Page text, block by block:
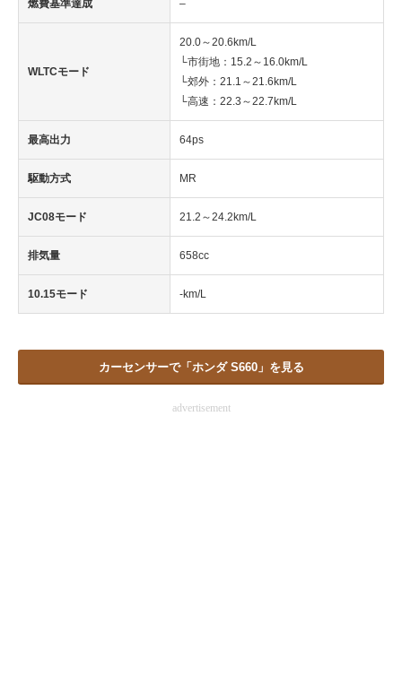
企業向けIT製品の総合サイト
製造業のIT導入・活用を支援
モノづくり技術者専門サイト
エレクトロニクス専門サイト
電子設計の基本と応用
エネルギーの専門メディア
建設×テクノロジーの最前線
ちょっと気になるネットの話題
燃費基準達成 –
WLTCモード
20.0～20.6km/L
└市街地：15.2～16.0km/L
└郊外：21.1～21.6km/L
└高速：22.3～22.7km/L
最高出力 64ps
駆動方式 MR
JC08モード 21.2～24.2km/L
排気量 658cc
10.15モード -km/L
カーセンサーで「ホンダ S660」を見る
advertisement